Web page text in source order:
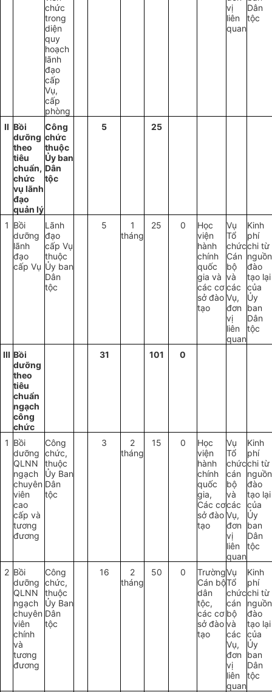
chức
trong
diện
quy
hoạch
lãnh
đạo
cấp
Vụ,
cấp
phòng
vị
liên
quan
Dân
tộc
II Bồi
dưỡng
theo
tiêu
chuẩn,
chức
vụ lãnh
đạo
quản lý
Công
chức
thuộc
Ủyban
Dân
tộc
5 25
1 Bồi
dưỡng
lãnh
đạo
cấp Vụ
Lãnh
đạo
cấp Vụ
thuộc
Ủy ban
Dân
tộc
5
1
tháng
25 0
Học
viện
hành
chính
quốc
gia và
các cơ
sở đào
tạo
Vụ
Tổ
chức
Cán
bộ
và
các
Vụ,
đơn
vị
liên
quan
Kinh
phí
chi từ
nguồn
đào
tạo lại
của
Ủy
ban
Dân
tộc
III Bồi
dưỡng
theo
tiêu
chuẩn
ngạch
công
chức
31 101 0
1 Bồi
dưỡng
QLNN
ngạch
chuyên
viên
cao
cấp và
tương
đương
Công
chức,
thuộc
Ủy Ban
Dân
tộc
3
2
tháng
15 0
Học
viện
hành
chính
quốc
gia,
Các cơ
sở đào
tạo
Vụ
Tổ
chức
cán
bộ
và
các
Vụ,
đơn
vị
liên
quan
Kinh
phí
chi từ
nguồn
đào
tạo lại
của
Ủy
ban
Dân
tộc
2 Bồi
dưỡng
QLNN
ngạch
chuyên
viên
chính
và
tương
đương
Công
chức,
thuộc
Ủy Ban
Dân
tộc
16
2
tháng
50 0
Trường
Cán bộ
dân
tộc,
các cơ
sở đào
tạo
Vụ
Tổ
chức
cán
bộ
và
các
Vụ,
đơn
vị
liên
quan
Kinh
phí
chi từ
nguồn
đào
tạo lại
của
Ủy
ban
Dân
tộc